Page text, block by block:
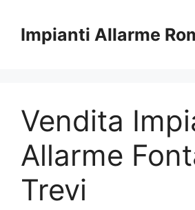
contenuto
Impianti Allarme
Vendita
Allarme
Trevi